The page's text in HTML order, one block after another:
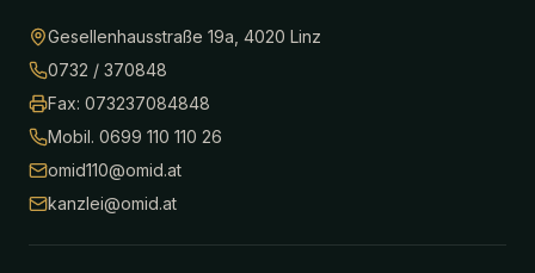
Gesellenhausstraße 19a, 4020 Linz
0732 / 370848
Fax: 073237084848
Mobil. 0699 110 110 26
omid110@omid.at
kanzlei@omid.at